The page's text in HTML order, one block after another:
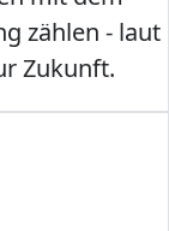
zählen - laut
Zukunft.